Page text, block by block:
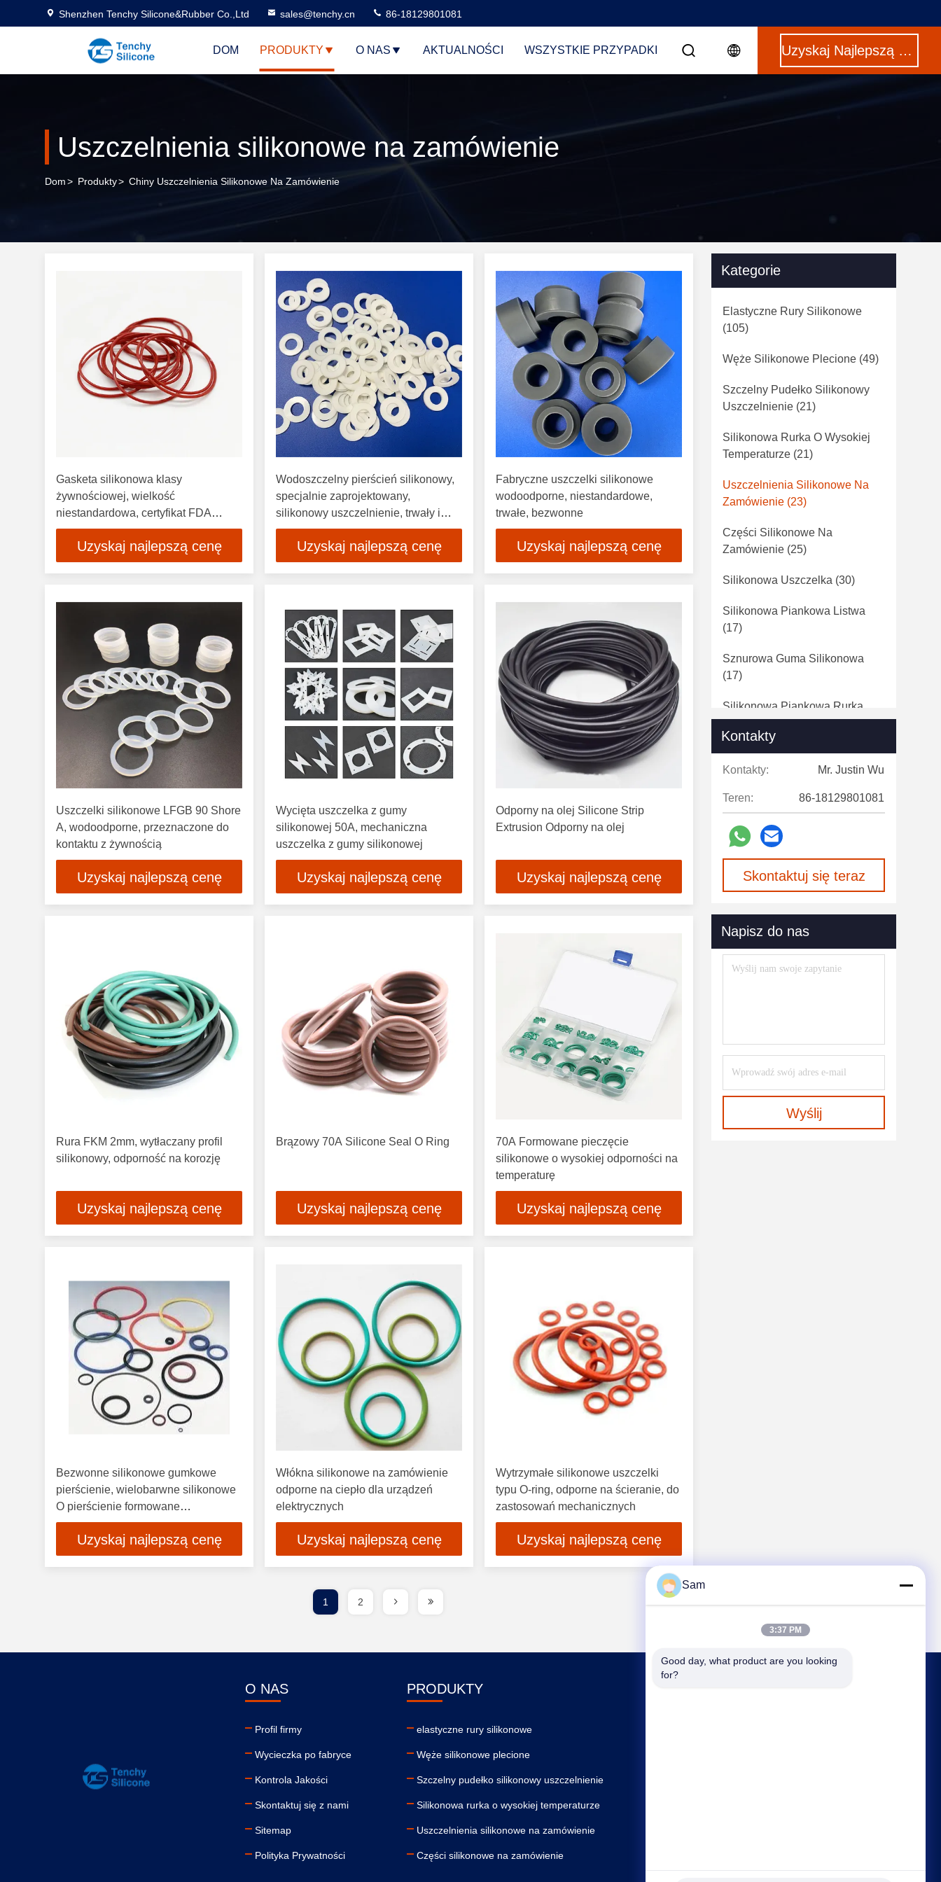
Shenzhen Tenchy Silicone&Rubber Co.,Ltd sales@tenchy.cn 86-18129801081
DOM PRODUKTY O NAS AKTUALNOŚCI WSZYSTKIE PRZYPADKI Uzyskaj Najlepszą Cenę
Uszczelnienia silikonowe na zamówienie
Dom> Produkty> Chiny Uszczelnienia Silikonowe Na Zamówienie
Gasketa silikonowa klasy
żywnościowej, wielkość
niestandardowa, certyfikat FDA
RoHS
Uzyskaj najlepszą cenę
Wodoszczelny pierścień silikonowy,
specjalnie zaprojektowany,
silikonowy uszczelnienie, trwały i
bezwonny
Uzyskaj najlepszą cenę
Fabryczne uszczelki silikonowe
wodoodporne, niestandardowe,
trwałe, bezwonne
Uzyskaj najlepszą cenę
Uszczelki silikonowe LFGB 90 Shore
A, wodoodporne, przeznaczone do
kontaktu z żywnością
Uzyskaj najlepszą cenę
Wycięta uszczelka z gumy
silikonowej 50A, mechaniczna
uszczelka z gumy silikonowej
Uzyskaj najlepszą cenę
Odporny na olej Silicone Strip
Extrusion Odporny na olej
Uzyskaj najlepszą cenę
Rura FKM 2mm, wytłaczany profil
silikonowy, odporność na korozję
Uzyskaj najlepszą cenę
Brązowy 70A Silicone Seal O Ring
Uzyskaj najlepszą cenę
70A Formowane pieczęcie
silikonowe o wysokiej odporności na
temperaturę
Uzyskaj najlepszą cenę
Bezwonne silikonowe gumkowe
pierścienie, wielobarwne silikonowe
O pierścienie formowane
uszczelnienie
Uzyskaj najlepszą cenę
Włókna silikonowe na zamówienie
odporne na ciepło dla urządzeń
elektrycznych
Uzyskaj najlepszą cenę
Wytrzymałe silikonowe uszczelki
typu O-ring, odporne na ścieranie, do
zastosowań mechanicznych
Uzyskaj najlepszą cenę
Kategorie
Elastyczne Rury Silikonowe
(105)
Węże Silikonowe Plecione (49)
Szczelny Pudełko Silikonowy
Uszczelnienie (21)
Silikonowa Rurka O Wysokiej
Temperaturze (21)
Uszczelnienia Silikonowe Na
Zamówienie (23)
Części Silikonowe Na
Zamówienie (25)
Silikonowa Uszczelka (30)
Silikonowa Piankowa Listwa
(17)
Sznurowa Guma Silikonowa
(17)
Silikonowa Piankowa Rurka
(13)
Arkusz Gumy Silikonowej(39)
Pierścień Silikonowy O(18)
Rurka Silikonowa
Kontakty
Kontakty: Mr. Justin Wu
Teren: 86-18129801081
Skontaktuj się teraz
Napisz do nas
Wyślij
1 2
O NAS
Profil firmy
Wycieczka po fabryce
Kontrola Jakości
Skontaktuj się z nami
Sitemap
Polityka Prywatności
PRODUKTY
elastyczne rury silikonowe
Węże silikonowe plecione
Szczelny pudełko silikonowy uszczelnienie
Silikonowa rurka o wysokiej temperaturze
Uszczelnienia silikonowe na zamówienie
Części silikonowe na zamówienie
Sam
3:37 PM
Good day, what product are you looking
for?